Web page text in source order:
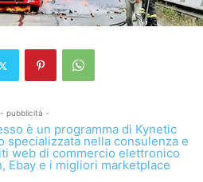
- pubblicità -